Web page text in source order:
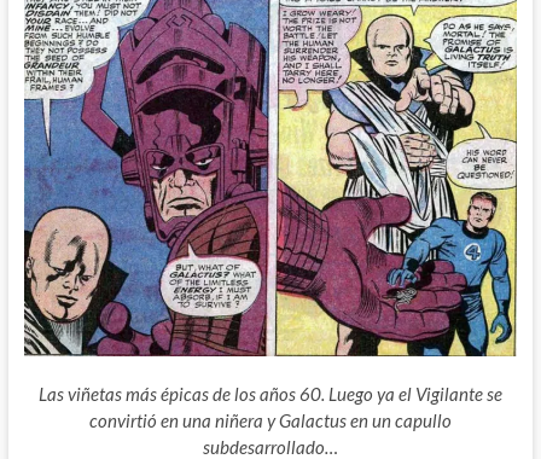
Las viñetas más épicas de los años 60. Luego ya el Vigilante se
convirtió en una niñera y Galactus en un capullo
subdesarrollado…